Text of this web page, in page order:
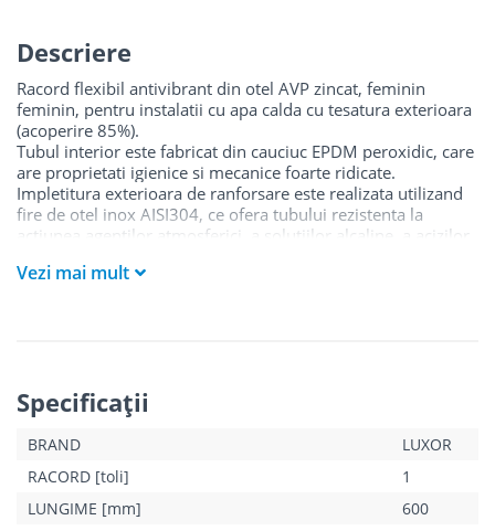
Descriere
Racord flexibil antivibrant din otel AVP zincat, feminin
feminin, pentru instalatii cu apa calda cu tesatura exterioara
(acoperire 85%).
Tubul interior este fabricat din cauciuc EPDM peroxidic, care
are proprietati igienice si mecanice foarte ridicate.
Impletitura exterioara de ranforsare este realizata utilizand
fire de otel inox AISI304, ce ofera tubului rezistenta la
actiunea agentilor atmosferici, a solutiilor alcaline, a acizilor
indelungate de timp
Vezi mai mult
Specificaţii
BRAND
LUXOR
RACORD [toli]
1
LUNGIME [mm]
600